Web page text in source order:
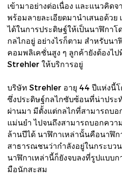
เข้ามาอย่างต่อเนื่อง และแนวคิด
พร้อมลายละเอียดมานำเสนอด้วย
ได้ในการประดิษฐ์ให้เป็นนาฬิกาโ
กลไกอยู่ อย่างไรก็ตาม สำหรับน
คอมพลิเคชั่นสูง ๆ ลูกค้ายังต้องไ
Strehler ให้บริการอยู่
บริษัท Strehler อายุ 44 ปีแห่งนี้โ
ซึ่งประดิษฐ์กลไกซับซ้อนที่น่าประ
ผ่านมา มีตั้งแต่กลไกที่สามารถบอ
แม่นยำ ไปจนถึงสามารถบอกควา
ล้านปีได้ นาฬิกาเหล่านั้นคือนาฬิ
สาธารณชนว่ากำลังอยู่ในกระบว
นาฬิกาเหล่านี้ก็ยังจบลงที่รูปแบบก
มือนักสะสม